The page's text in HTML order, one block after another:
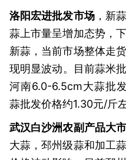
洛阳宏进批发市场，新
蒜上市量呈增加态势，
新蒜，当前市场整体走
现明显波动。目前蒜米
河南6.0-6.5cm大蒜批
蒜批发价格约1.30元/斤左
武汉白沙洲农副产品大
大蒜，邳州级蒜和加工